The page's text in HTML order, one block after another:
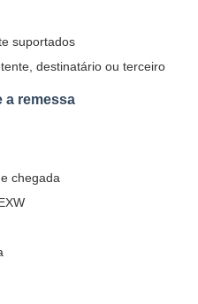
suportados
destinatário ou terceiro
a remessa
chegada